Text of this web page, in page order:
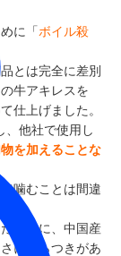
に「ボイル殺
とは完全に差別
牛アキレスを
仕上げました。
、他社で使用し
を加えることな
噛むことは間違
ために、中国産
にばらつきがあ